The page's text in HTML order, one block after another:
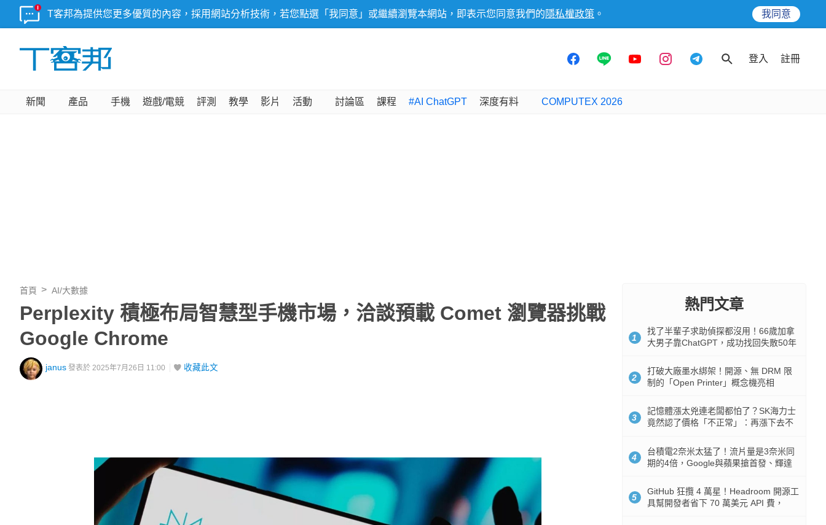
T客邦為提供您更多優質的內容，採用網站分析技術，若您點選「我同意」或繼續瀏覽本網站，即表示您同意我們的 隱私權政策 。 我同意
登入 註冊
新聞 產品 手機 遊戲/電競 評測 教學 影片 活動 討論區 課程 #AI ChatGPT 深度有料 COMPUTEX 2026
首頁 AI/大數據
Perplexity 積極布局智慧型手機市場，洽談預載 Comet 瀏覽器挑戰
Google Chrome
janus 發表於 2025年7月26日 11:00 收藏此文
熱門文章
1
找了半輩子求助偵探都沒用！66歲加拿
大男子靠ChatGPT，成功找回失散50年
2
打破大廠墨水綁架！開源、無 DRM 限
制的「Open Printer」概念機亮相
3
記憶體漲太兇連老闆都怕了？SK海力士
竟然認了價格「不正常」：再漲下去不
4
台積電2奈米太猛了！流片量是3奈米同
期的4倍，Google與蘋果搶首發、輝達
5
GitHub 狂攬 4 萬星！Headroom 開源工
具幫開發者省下 70 萬美元 API 費，